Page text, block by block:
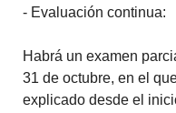
- Evaluación continua:
Habrá un examen
31 de octubre, en el
explicado desde el